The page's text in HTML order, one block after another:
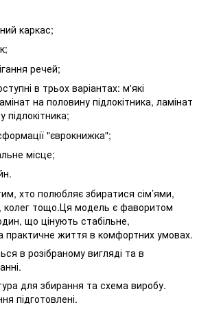
каркас;
речей;
в трьох варіантах: м'які
на половину підлокітника, ламінат
"єврокнижка";
місце;
хто полюбляє збиратися сім’ями,
колег тощо.Ця модель є фаворитом
що цінують стабільне,
практичне життя в комфортних умовах.
в розібраному вигляді та в
для збирання та схема виробу.
підготовлені.